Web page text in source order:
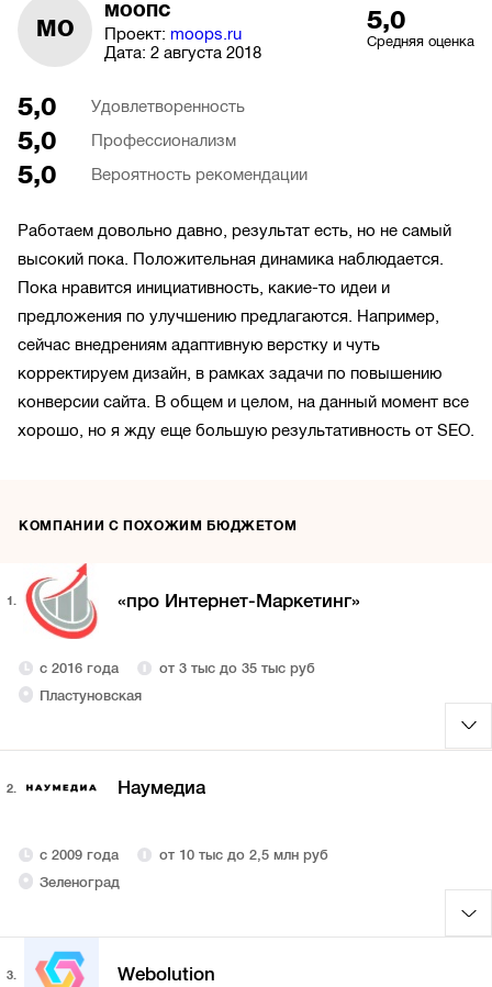
МО
МООПС
Проект: moops.ru
Дата: 2 августа 2018
5,0
Средняя оценка
5,0 Удовлетворенность
5,0 Профессионализм
5,0 Вероятность рекомендации
Работаем довольно давно, результат есть, но не самый
высокий пока. Положительная динамика наблюдается.
Пока нравится инициативность, какие-то идеи и
предложения по улучшению предлагаются. Например,
сейчас внедрениям адаптивную верстку и чуть
корректируем дизайн, в рамках задачи по повышению
конверсии сайта. В общем и целом, на данный момент все
хорошо, но я жду еще большую результативность от SEO.
КОМПАНИИ С ПОХОЖИМ БЮДЖЕТОМ
1. «про Интернет-Маркетинг»
с 2016 года
от 3 тыс до 35 тыс руб
Пластуновская
2. Наумедиа
с 2009 года
от 10 тыс до 2,5 млн руб
Зеленоград
3. Webolution